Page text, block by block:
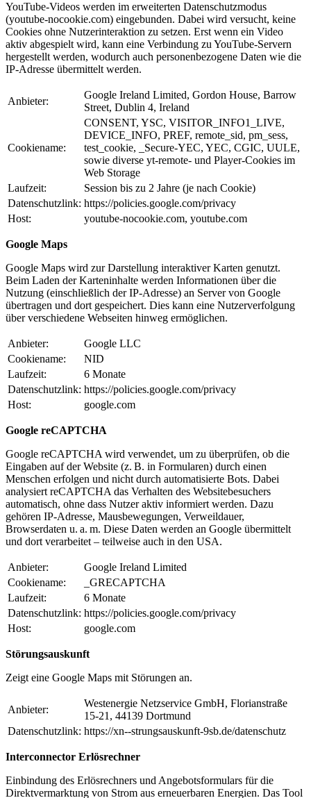
YouTube-Videos werden im erweiterten Datenschutzmodus
(youtube-nocookie.com) eingebunden. Dabei wird versucht, keine
Cookies ohne Nutzerinteraktion zu setzen. Erst wenn ein Video
aktiv abgespielt wird, kann eine Verbindung zu YouTube-Servern
hergestellt werden, wodurch auch personenbezogene Daten wie die
IP-Adresse übermittelt werden.
Anbieter:
Google Ireland Limited, Gordon House, Barrow
Street, Dublin 4, Ireland
Cookiename:
CONSENT, YSC, VISITOR_INFO1_LIVE,
DEVICE_INFO, PREF, remote_sid, pm_sess,
test_cookie, _Secure-YEC, YEC, CGIC, UULE,
sowie diverse yt-remote- und Player-Cookies im
Web Storage
Laufzeit:
Session bis zu 2 Jahre (je nach Cookie)
Datenschutzlink: https://policies.google.com/privacy
Host:
youtube-nocookie.com, youtube.com
Google Maps
Google Maps wird zur Darstellung interaktiver Karten genutzt.
Beim Laden der Karteninhalte werden Informationen über die
Nutzung (einschließlich der IP-Adresse) an Server von Google
übertragen und dort gespeichert. Dies kann eine Nutzerverfolgung
über verschiedene Webseiten hinweg ermöglichen.
Anbieter:
Google LLC
Cookiename:
NID
Laufzeit:
6 Monate
Datenschutzlink: https://policies.google.com/privacy
Host:
google.com
Google reCAPTCHA
Google reCAPTCHA wird verwendet, um zu überprüfen, ob die
Eingaben auf der Website (z. B. in Formularen) durch einen
Menschen erfolgen und nicht durch automatisierte Bots. Dabei
analysiert reCAPTCHA das Verhalten des Websitebesuchers
automatisch, ohne dass Nutzer aktiv informiert werden. Dazu
gehören IP-Adresse, Mausbewegungen, Verweildauer,
Browserdaten u. a. m. Diese Daten werden an Google übermittelt
und dort verarbeitet – teilweise auch in den USA.
Anbieter:
Google Ireland Limited
Cookiename:
_GRECAPTCHA
Laufzeit:
6 Monate
Datenschutzlink: https://policies.google.com/privacy
Host:
google.com
Störungsauskunft
Zeigt eine Google Maps mit Störungen an.
Anbieter:
Westenergie Netzservice GmbH, Florianstraße
15-21, 44139 Dortmund
Datenschutzlink: https://xn--strungsauskunft-9sb.de/datenschutz
Interconnector Erlösrechner
Einbindung des Erlösrechners und Angebotsformulars für die
Direktvermarktung von Strom aus erneuerbaren Energien. Das Tool